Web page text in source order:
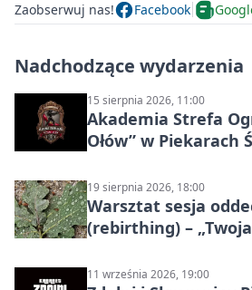
Zaobserwuj nas! Facebook
Nadchodzące wydarzenia
15 sierpnia 2026, 11:00
Akademia Strefa
Ołów” w Piekarach
19 sierpnia 2026, 18:00
Warsztat sesja
(rebirthing) –
11 września 2026, 19:00